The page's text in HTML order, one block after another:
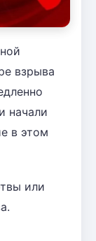
взрыва
начали
в этом
или